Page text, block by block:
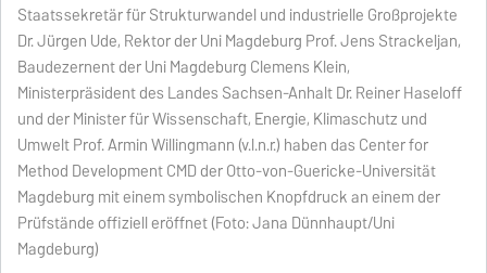
Staatssekretär für Strukturwandel und industrielle Großprojekte
Dr. Jürgen Ude, Rektor der Uni Magdeburg Prof. Jens Strackeljan,
Baudezernent der Uni Magdeburg Clemens Klein,
Ministerpräsident des Landes Sachsen-Anhalt Dr. Reiner Haseloff
und der Minister für Wissenschaft, Energie, Klimaschutz und
Umwelt Prof. Armin Willingmann (v.l.n.r.) haben das Center for
Method Development CMD der Otto-von-Guericke-Universität
Magdeburg mit einem symbolischen Knopfdruck an einem der
Prüfstände offiziell eröffnet (Foto: Jana Dünnhaupt/Uni
Magdeburg)